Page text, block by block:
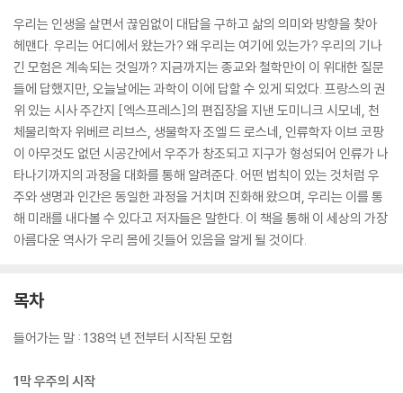
우리는 인생을 살면서 끊임없이 대답을 구하고 삶의 의미와 방향을 찾아
헤맨다. 우리는 어디에서 왔는가? 왜 우리는 여기에 있는가? 우리의 기나
긴 모험은 계속되는 것일까? 지금까지는 종교와 철학만이 이 위대한 질문
들에 답했지만, 오늘날에는 과학이 이에 답할 수 있게 되었다. 프랑스의 권
위 있는 시사 주간지 [엑스프레스]의 편집장을 지낸 도미니크 시모네, 천
체물리학자 위베르 리브스, 생물학자 조엘 드 로스네, 인류학자 이브 코팡
이 아무것도 없던 시공간에서 우주가 창조되고 지구가 형성되어 인류가 나
타나기까지의 과정을 대화를 통해 알려준다. 어떤 법칙이 있는 것처럼 우
주와 생명과 인간은 동일한 과정을 거치며 진화해 왔으며, 우리는 이를 통
해 미래를 내다볼 수 있다고 저자들은 말한다. 이 책을 통해 이 세상의 가장
아름다운 역사가 우리 몸에 깃들어 있음을 알게 될 것이다.
목차
들어가는 말 : 138억 년 전부터 시작된 모험
1막 우주의 시작